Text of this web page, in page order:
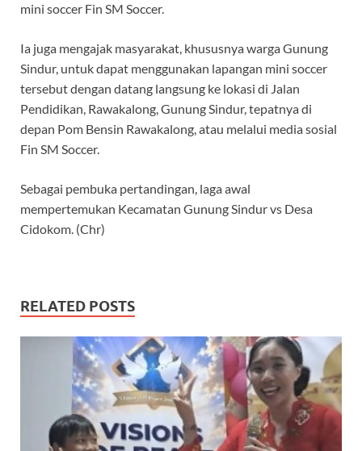
mini soccer Fin SM Soccer.
Ia juga mengajak masyarakat, khususnya warga Gunung
Sindur, untuk dapat menggunakan lapangan mini soccer
tersebut dengan datang langsung ke lokasi di Jalan
Pendidikan, Rawakalong, Gunung Sindur, tepatnya di
depan Pom Bensin Rawakalong, atau melalui media sosial
Fin SM Soccer.
Sebagai pembuka pertandingan, laga awal
mempertemukan Kecamatan Gunung Sindur vs Desa
Cidokom. (Chr)
RELATED POSTS